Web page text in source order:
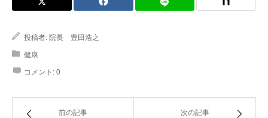
投稿者: 院長 豊田浩之
健康
コメント: 0
前の記事 次の記事